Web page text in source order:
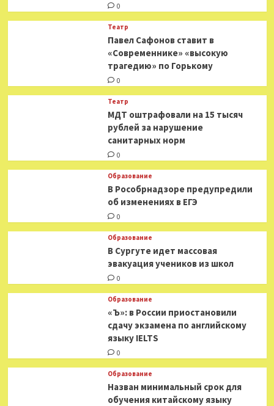
год
и
своем
0
Театр
Павел Сафонов ставит в
«Современнике» «высокую
трагедию» по Горькому
0
Театр
МДТ оштрафовали на 15 тысяч
рублей за нарушение
санитарных норм
0
Образование
В Рособрнадзоре предупредили
об изменениях в ЕГЭ
0
Образование
В Сургуте идет массовая
эвакуация учеников из школ
0
Образование
«Ъ»: в России приостановили
сдачу экзамена по английскому
языку IELTS
0
Образование
Назван минимальный срок для
обучения китайскому языку